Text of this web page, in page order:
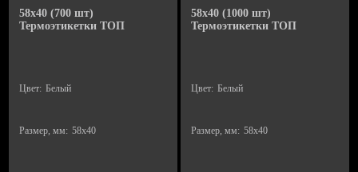
58х40 (700 шт)
Термоэтикетки ТОП
Цвет: Белый
Размер, мм: 58х40
58х40 (1000 шт)
Термоэтикетки ТОП
Цвет: Белый
Размер, мм: 58х40